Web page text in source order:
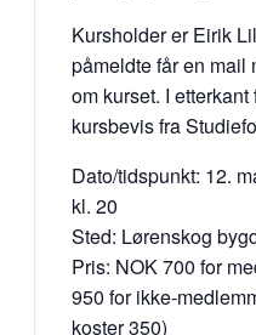
Kursholder er Eirik
påmeldte får en mail
om kurset. I
kursbevis fra
Dato/tidspunkt: 12.
kl. 20
Sted: Lørenskog
Pris: NOK 700 for
950 for ikke-
koster 350)